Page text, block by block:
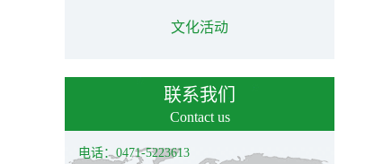
文化活动
联系我们
Contact us
电话：0471-5223613